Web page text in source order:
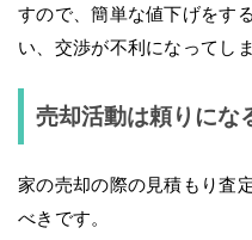
すので、簡単な値下げをす
い、交渉が不利になってし
売却活動は頼りにな
家の売却の際の見積もり査
べきです。